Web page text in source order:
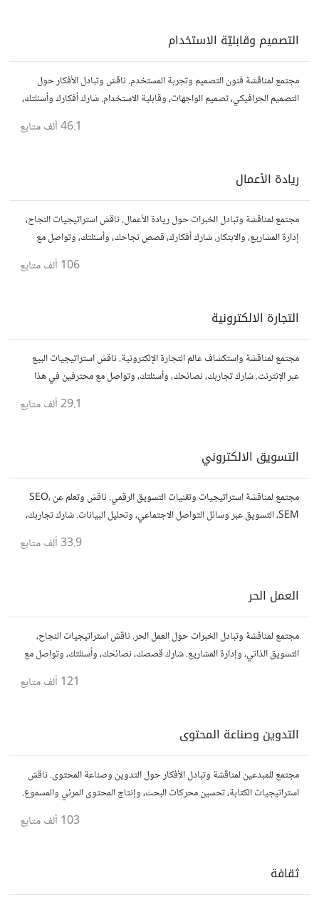
التصميم وقابليّة الاستخدام
مجتمع لمناقشة فنون التصميم وتجربة المستخدم. ناقش وتبادل الأفكار حول
التصميم الجرافيكي، تصميم الواجهات، وقابلية الاستخدام. شارك أفكارك وأسئلتك،
وتواصل مع مصممين ومتخصصين في تحسين تجربة المستخدم.
46.1 ألف متابع
ريادة الأعمال
مجتمع لمناقشة وتبادل الخبرات حول ريادة الأعمال. ناقش استراتيجيات النجاح،
إدارة المشاريع، والابتكار. شارك أفكارك، قصص نجاحك، وأسئلتك، وتواصل مع
106 ألف متابع
التجارة الالكترونية
مجتمع لمناقشة واستكشاف عالم التجارة الإلكترونية. ناقش استراتيجيات البيع
عبر الإنترنت. شارك تجاربك، نصائحك، وأسئلتك، وتواصل مع محترفين في هذا
29.1 ألف متابع
التسويق الالكتروني
مجتمع لمناقشة استراتيجيات وتقنيات التسويق الرقمي. ناقش وتعلم عن SEO،
SEM، التسويق عبر وسائل التواصل الاجتماعي، وتحليل البيانات. شارك تجاربك،
33.9 ألف متابع
العمل الحر
مجتمع لمناقشة وتبادل الخبرات حول العمل الحر. ناقش استراتيجيات النجاح،
التسويق الذاتي، وإدارة المشاريع. شارك قصصك، نصائحك، وأسئلتك، وتواصل مع
121 ألف متابع
التدوين وصناعة المحتوى
مجتمع للمبدعين لمناقشة وتبادل الأفكار حول التدوين وصناعة المحتوى. ناقش
استراتيجيات الكتابة، تحسين محركات البحث، وإنتاج المحتوى المرئي والمسموع.
103 ألف متابع
ثقافة